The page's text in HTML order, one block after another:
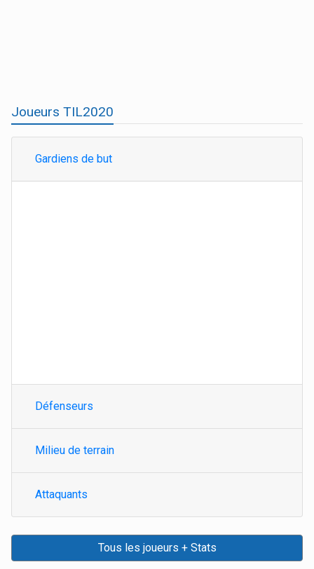
Joueurs TIL2020
Gardiens de but
Défenseurs
Milieu de terrain
Attaquants
Tous les joueurs + Stats